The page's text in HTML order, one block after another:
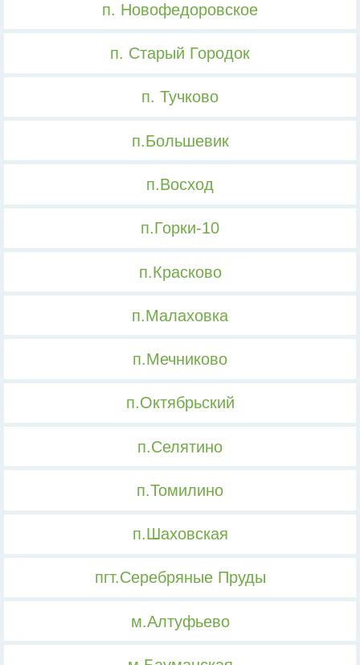
п. Новофедоровское
п. Старый Городок
п. Тучково
п.Большевик
п.Восход
п.Горки-10
п.Красково
п.Малаховка
п.Мечниково
п.Октябрьский
п.Селятино
п.Томилино
п.Шаховская
пгт.Серебряные Пруды
м.Алтуфьево